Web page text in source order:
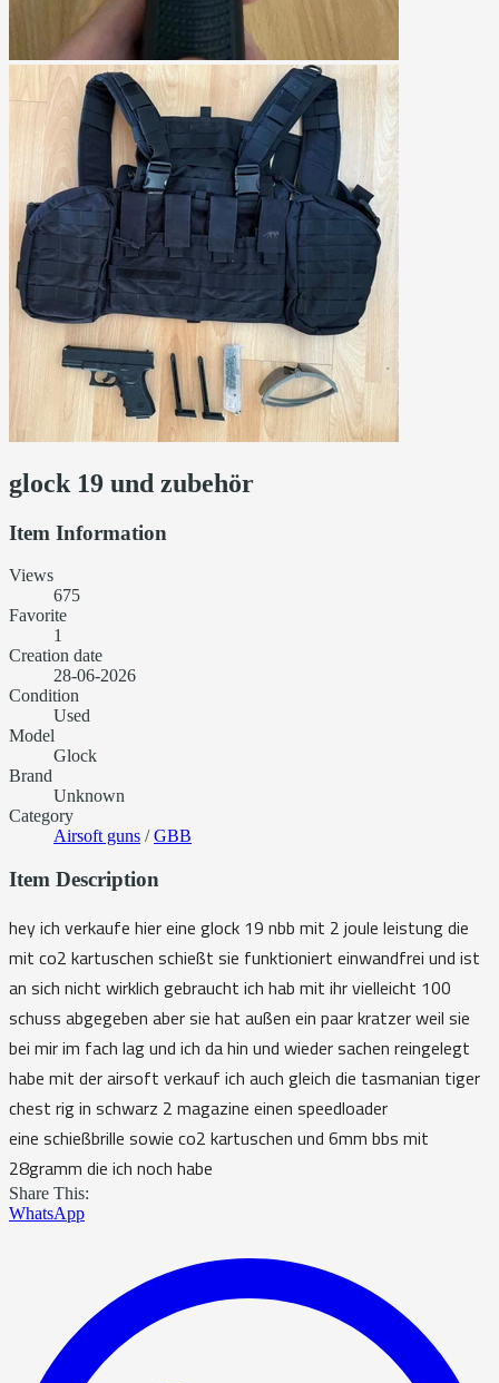
glock 19 und zubehör
Item Information
Views
675
Favorite
1
Creation date
28-06-2026
Condition
Used
Model
Glock
Brand
Unknown
Category
Airsoft guns /GBB
Item Description
hey ich verkaufe hier eine glock 19 nbb mit 2 joule leistung die
mit co2 kartuschen schießt sie funktioniert einwandfrei und ist
an sich nicht wirklich gebraucht ich hab mit ihr vielleicht 100
schuss abgegeben aber sie hat außen ein paar kratzer weil sie
bei mir im fach lag und ich da hin und wieder sachen reingelegt
habe mit der airsoft verkauf ich auch gleich die tasmanian tiger
chest rig in schwarz 2 magazine einen speedloader
eine schießbrille sowie co2 kartuschen und 6mm bbs mit
28gramm die ich noch habe
Share This:
WhatsApp